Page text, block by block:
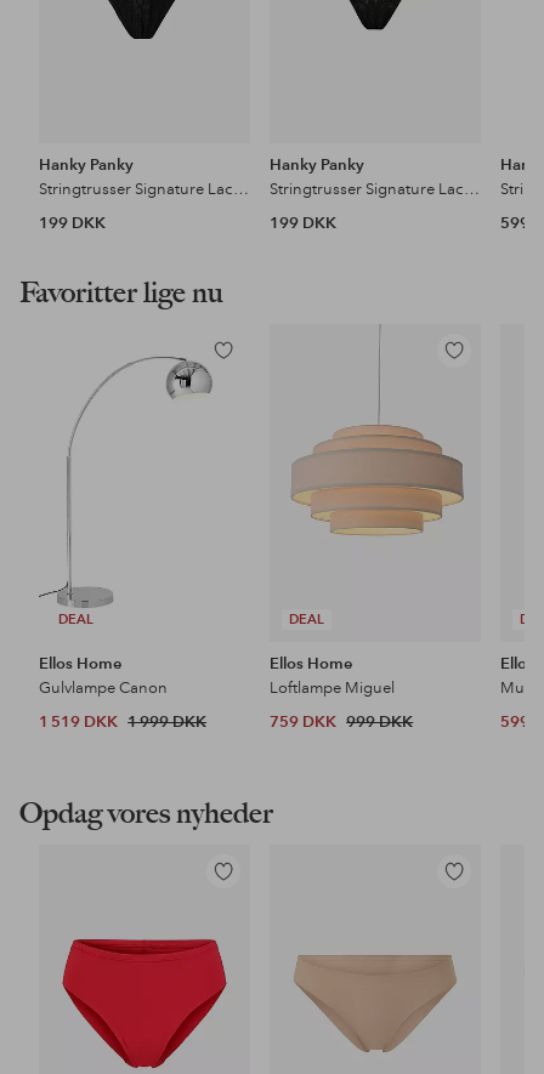
Hanky Panky
Stringtrusser Signature Lace Original Rise Thong
199 DKK
Hanky Panky
Stringtrusser Signature Lace Low Rise Thong
199 DKK
599
Favoritter lige nu
DEAL
Tilføj
til
Ellos Home
Gulvlampe Canon
1 519 DKK 1 999 DKK
DEAL
Tilføj
Ellos Home
Loftlampe Miguel
759 DKK 999 DKK
Ellos
599
Opdag vores nyheder
Tilføj
Tilføj